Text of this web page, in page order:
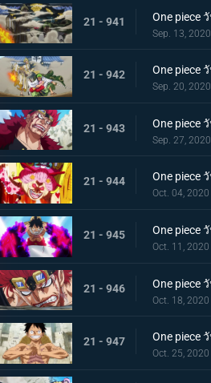
21 - 941
Sep. 13, 2020
21 - 942
Sep. 20, 2020
21 - 943
Sep. 27, 2020
21 - 944
Oct. 04, 2020
21 - 945
Oct. 11, 2020
21 - 946
Oct. 18, 2020
21 - 947
Oct. 25, 2020